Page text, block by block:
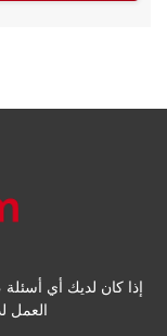
إذا كان لديك أي
العمل لدينا من 9:00 حتي